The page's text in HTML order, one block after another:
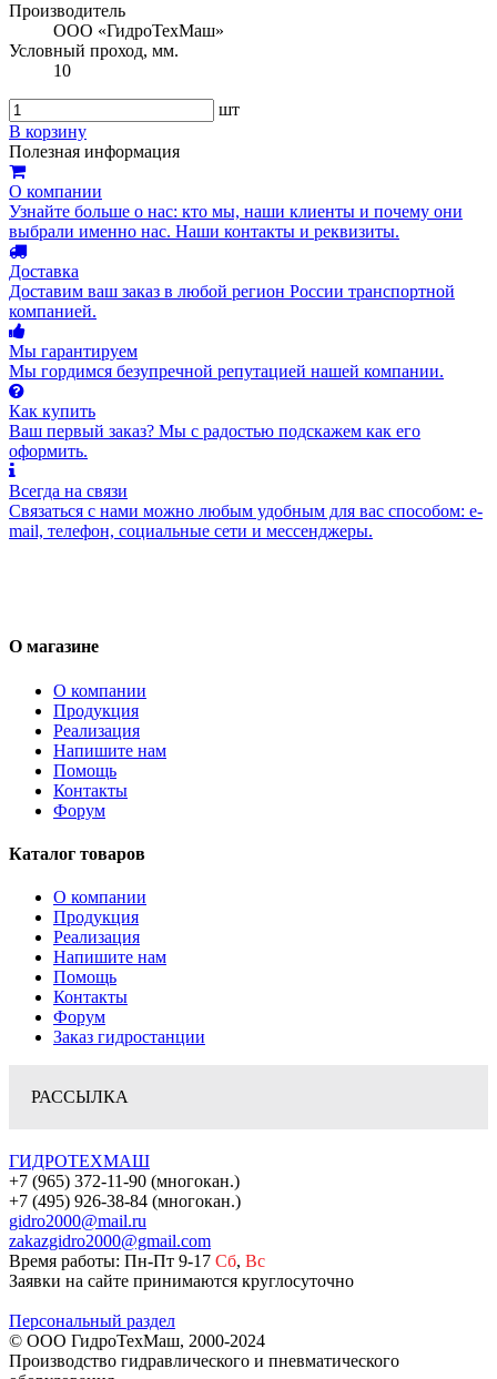
Производитель
ООО «ГидроТехМаш»
Условный проход, мм.
10
шт
В корзину
Полезная информация
О компании
Узнайте больше о нас: кто мы, наши клиенты и почему они
выбрали именно нас. Наши контакты и реквизиты.
Доставка
Доставим ваш заказ в любой регион России транспортной
компанией.
Мы гарантируем
Мы гордимся безупречной репутацией нашей компании.
Как купить
Ваш первый заказ? Мы с радостью подскажем как его
оформить.
Всегда на связи
Связаться с нами можно любым удобным для вас способом: e-
mail, телефон, социальные сети и мессенджеры.
О магазине
О компании
Продукция
Реализация
Напишите нам
Помощь
Контакты
Форум
Каталог товаров
О компании
Продукция
Реализация
Напишите нам
Помощь
Контакты
Форум
Заказ гидростанции
РАССЫЛКА
ГИДРОТЕХМАШ
+7 (965) 372-11-90 (многокан.)
+7 (495) 926-38-84 (многокан.)
gidro2000@mail.ru
zakazgidro2000@gmail.com
Время работы: Пн-Пт 9-17 Сб, Вс
Заявки на сайте принимаются круглосуточно
Персональный раздел
© ООО ГидроТехМаш, 2000-2024
Производство гидравлического и пневматического